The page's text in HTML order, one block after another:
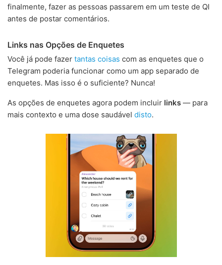
finalmente, fazer as pessoas passarem em um teste de QI
antes de postar comentários.
Links nas Opções de Enquetes
Você já pode fazer tantas coisas com as enquetes que o
Telegram poderia funcionar como um app separado de
enquetes. Mas isso é o suficiente? Nunca!
As opções de enquetes agora podem incluir links — para
mais contexto e uma dose saudável disto.